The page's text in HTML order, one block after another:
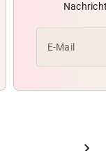
E-Mail